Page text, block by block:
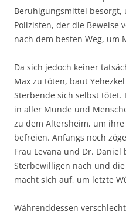
Beruhigungsmittel besorgt,
Polizisten, der die Beweise
nach dem besten Weg, um
Da sich jedoch keiner
Max zu töten, baut
Sterbende sich selbst tötet.
in aller Munde und
zu dem Altersheim, um
befreien. Anfangs noch
Frau Levana und Dr.
Sterbewilligen nach und
macht sich auf, um letzte
Währenddessen